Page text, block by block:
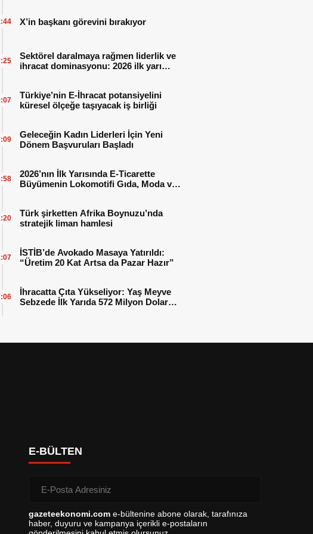
X’in başkanı görevini bırakıyor
Sektörel daralmaya rağmen liderlik ve
ihracat dominasyonu: 2026 ilk yarı
Türkiye’nin E-İhracat potansiyelini
küresel ölçeğe taşıyacak iş birliği
Geleceğin Kadın Liderleri İçin Yeni
Dönem Başvuruları Başladı
2026’nın İlk Yarısında E-Ticarette
Büyümenin Lokomotifi Gıda, Moda ve
Türk şirketten Afrika Boynuzu’nda
stratejik liman hamlesi
İSTİB’de Avokado Masaya Yatırıldı:
“Üretim 20 Kat Artsa da Pazar Hazır”
İhracatta Çıta Yükseliyor: Yaş Meyve
Sebzede İlk Yarıda 572 Milyon Dolar
E-BÜLTEN
gazeteekonomi.com e-bültenine abone olarak, tarafınıza
haber, duyuru ve kampanya içerikli e-postaların